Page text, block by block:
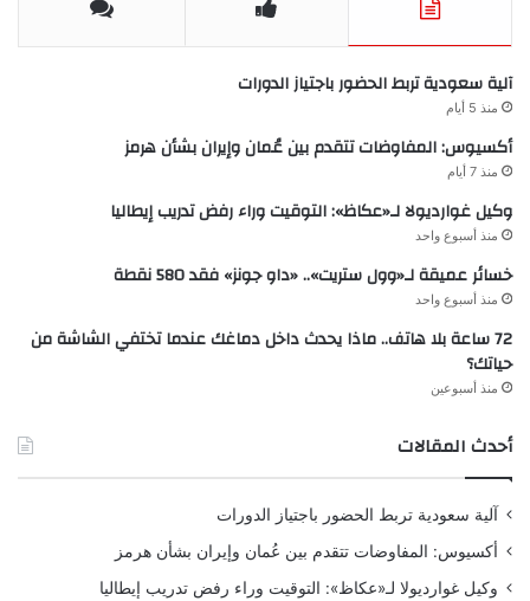
آلية سعودية تربط الحضور باجتياز الدورات
منذ 5 أيام
أكسيوس: المفاوضات تتقدم بين عُمان وإيران بشأن هرمز
منذ 7 أيام
وكيل غوارديولا لـ«عكاظ»: التوقيت وراء رفض تدريب إيطاليا
منذ أسبوع واحد
خسائر عميقة لـ«وول ستريت».. «داو جونز» فقد 580 نقطة
منذ أسبوع واحد
72 ساعة بلا هاتف.. ماذا يحدث داخل دماغك عندما تختفي الشاشة من
حياتك؟
منذ أسبوعين
أحدث المقالات
آلية سعودية تربط الحضور باجتياز الدورات
أكسيوس: المفاوضات تتقدم بين عُمان وإيران بشأن هرمز
وكيل غوارديولا لـ«عكاظ»: التوقيت وراء رفض تدريب إيطاليا